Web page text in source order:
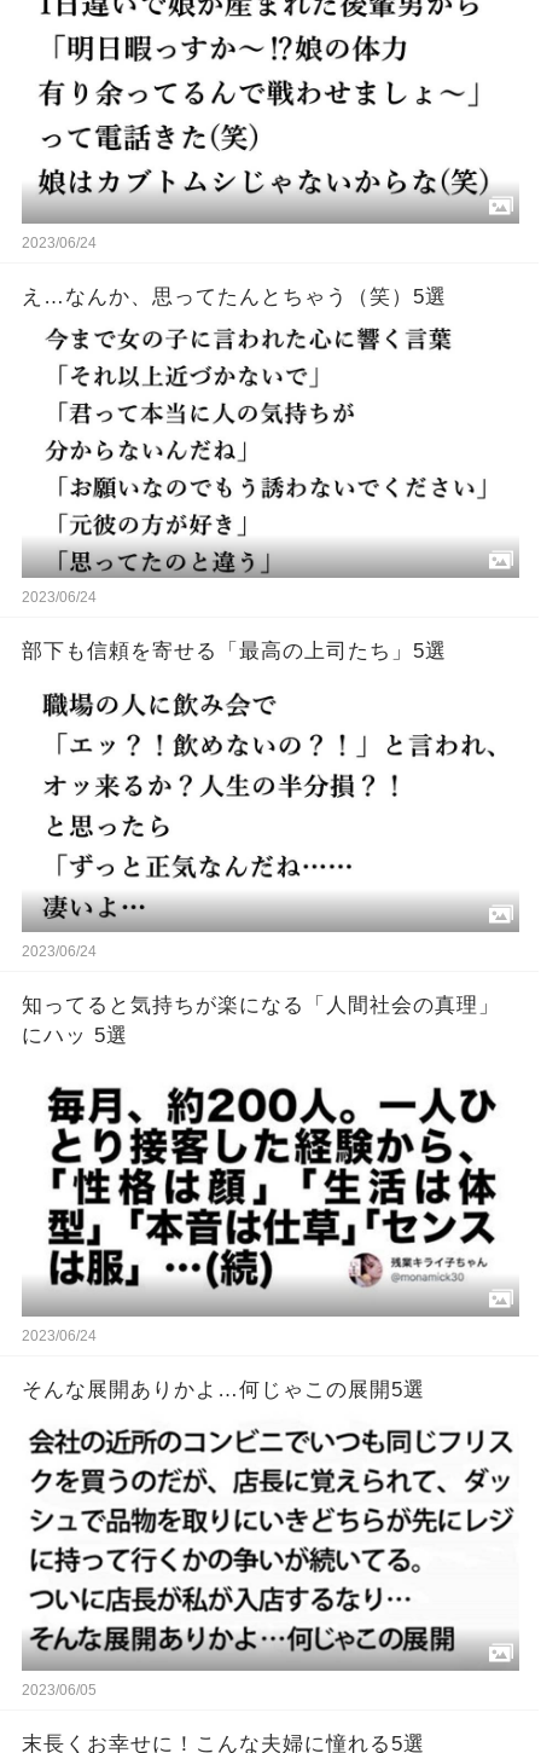
2023/06/24
え…なんか、思ってたんとちゃう（笑）5選
2023/06/24
部下も信頼を寄せる「最高の上司たち」5選
2023/06/24
知ってると気持ちが楽になる「人間社会の真理」
にハッ 5選
2023/06/24
そんな展開ありかよ…何じゃこの展開5選
2023/06/05
末長くお幸せに！こんな夫婦に憧れる5選